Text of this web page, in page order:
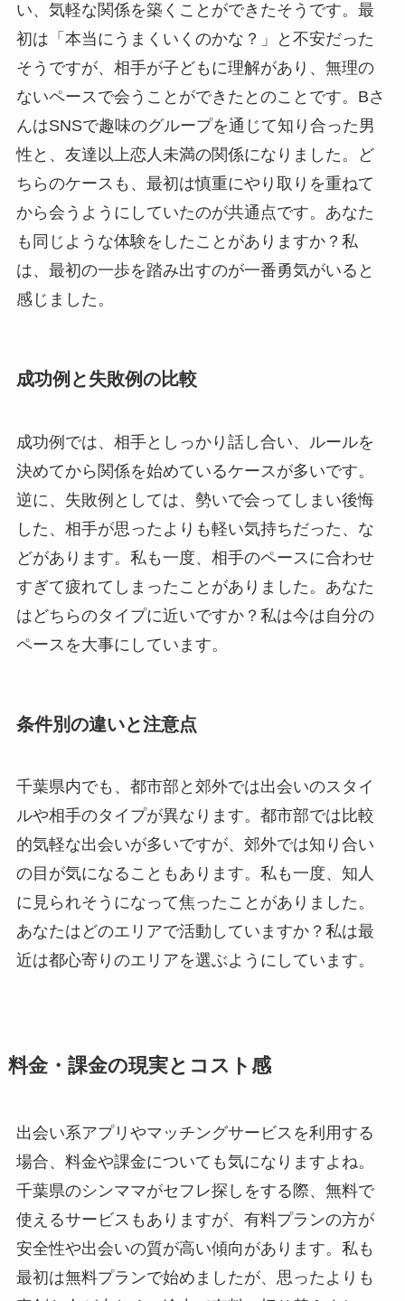
い、気軽な関係を築くことができたそうです。最
初は「本当にうまくいくのかな？」と不安だった
そうですが、相手が子どもに理解があり、無理の
ないペースで会うことができたとのことです。Bさ
んはSNSで趣味のグループを通じて知り合った男
性と、友達以上恋人未満の関係になりました。ど
ちらのケースも、最初は慎重にやり取りを重ねて
から会うようにしていたのが共通点です。あなた
も同じような体験をしたことがありますか？私
は、最初の一歩を踏み出すのが一番勇気がいると
感じました。
成功例と失敗例の比較
成功例では、相手としっかり話し合い、ルールを
決めてから関係を始めているケースが多いです。
逆に、失敗例としては、勢いで会ってしまい後悔
した、相手が思ったよりも軽い気持ちだった、な
どがあります。私も一度、相手のペースに合わせ
すぎて疲れてしまったことがありました。あなた
はどちらのタイプに近いですか？私は今は自分の
ペースを大事にしています。
条件別の違いと注意点
千葉県内でも、都市部と郊外では出会いのスタイ
ルや相手のタイプが異なります。都市部では比較
的気軽な出会いが多いですが、郊外では知り合い
の目が気になることもあります。私も一度、知人
に見られそうになって焦ったことがありました。
あなたはどのエリアで活動していますか？私は最
近は都心寄りのエリアを選ぶようにしています。
料金・課金の現実とコスト感
出会い系アプリやマッチングサービスを利用する
場合、料金や課金についても気になりますよね。
千葉県のシンママがセフレ探しをする際、無料で
使えるサービスもありますが、有料プランの方が
安全性や出会いの質が高い傾向があります。私も
最初は無料プランで始めましたが、思ったよりも